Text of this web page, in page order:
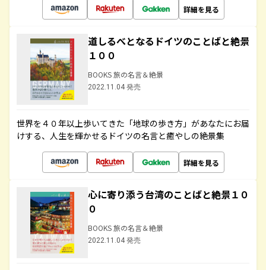
詳細を見る
道しるべとなるドイツのことばと絶景
１００
BOOKS 旅の名言＆絶景
2022.11.04 発売
世界を４０年以上歩いてきた「地球の歩き方」があなたにお届
けする、人生を輝かせるドイツの名言と癒やしの絶景集
詳細を見る
心に寄り添う台湾のことばと絶景１０
０
BOOKS 旅の名言＆絶景
2022.11.04 発売